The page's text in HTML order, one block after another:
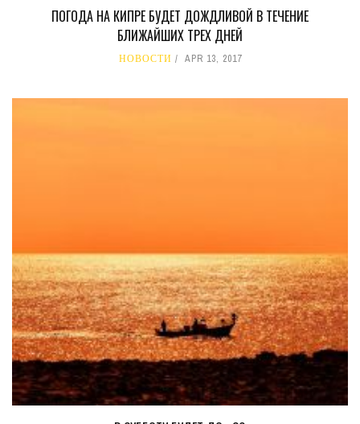
ПОГОДА НА КИПРЕ БУДЕТ ДОЖДЛИВОЙ В ТЕЧЕНИЕ
БЛИЖАЙШИХ ТРЕХ ДНЕЙ
НОВОСТИ APR 13, 2017